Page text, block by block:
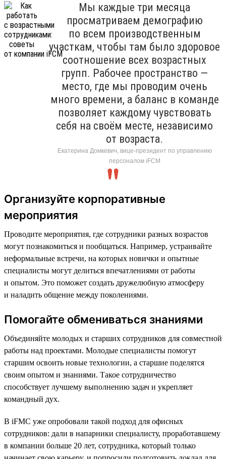
Мы каждые три месяца
просматриваем демографию
по всем производственным
участкам, чтобы там было здоровое
соотношение всех возрастных
групп. Рабочее пространство —
место, где мы проводим очень
много времени, а баланс в команде
позволяет каждому чувствовать
себя на своём месте, независимо
от возраста.
Екатерина Домкевич, вице-президент по управлению
персоналом iFCM
Организуйте корпоративные
мероприятия
Проводите мероприятия, где сотрудники разных возрастов
могут познакомиться и пообщаться. Например, устраивайте
неформальные встречи, на которых новички и опытные
специалисты могут делиться впечатлениями от работы
и опытом. Это поможет создать дружелюбную атмосферу
и наладить общение между поколениями.
Помогайте обмениваться знаниями
Объединяйте молодых и старших сотрудников для совместной
работы над проектами. Молодые специалисты помогут
старшим освоить новые технологии, а старшие поделятся
своим опытом и знаниями. Такое сотрудничество
способствует лучшему выполнению задач и укрепляет
командный дух.
В iFMC уже опробовали такой подход для офисных
сотрудников: дали в напарники специалисту, проработавшему
в компании больше 20 лет, сотрудника, который только